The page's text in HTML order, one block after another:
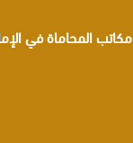
مكاتب المحاماة في